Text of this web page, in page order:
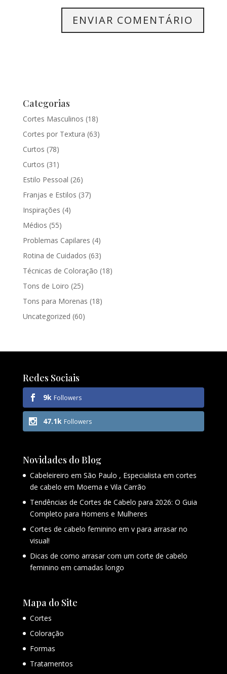
Categorias
Cortes Masculinos (18)
Cortes por Textura (63)
Curtos (78)
Curtos (31)
Estilo Pessoal (26)
Franjas e Estilos (37)
Inspirações (4)
Médios (55)
Problemas Capilares (4)
Rotina de Cuidados (63)
Técnicas de Coloração (18)
Tons de Loiro (25)
Tons para Morenas (18)
Uncategorized (60)
Redes Sociais
9k Followers
47.1k Followers
Novidades do Blog
Cabeleireiro em São Paulo , Especialista em cortes
de cabelo em Moema e Vila Carrão
Tendências de Cortes de Cabelo para 2026: O Guia
Completo para Homens e Mulheres
Cortes de cabelo feminino em v para arrasar no
visual!
Dicas de como arrasar com um corte de cabelo
feminino em camadas longo
Mapa do Site
Cortes
Coloração
Formas
Tratamentos